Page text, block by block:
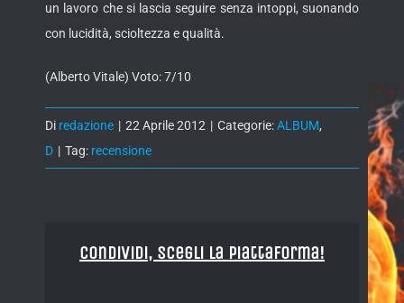
un lavoro che si lascia seguire senza intoppi, suonando
con lucidità, scioltezza e qualità.
(Alberto Vitale) Voto: 7/10
Di redazione | 22 Aprile 2012 | Categorie:ALBUM,
D | Tag: recensione
Condividi, Scegli la piattaforma!